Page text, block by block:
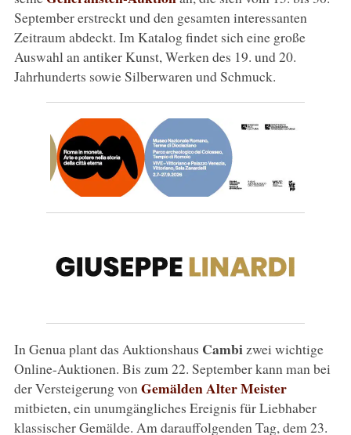
September erstreckt und den gesamten interessanten
Zeitraum abdeckt. Im Katalog findet sich eine große
Auswahl an antiker Kunst, Werken des 19. und 20.
Jahrhunderts sowie Silberwaren und Schmuck.
In Genua plant das Auktionshaus Cambi zwei wichtige
Online-Auktionen. Bis zum 22. September kann man bei
der Versteigerung von Gemälden Alter Meister
mitbieten, ein unumgängliches Ereignis für Liebhaber
klassischer Gemälde. Am darauffolgenden Tag, dem 23.